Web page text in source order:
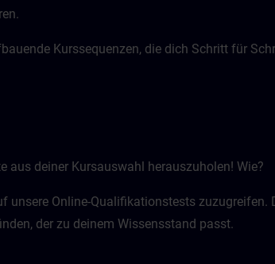
Kurssequenzen, die dich Schritt für
aus deiner Kursauswahl herauszuholen! Wie?
unsere Online-Qualifikationstests zuzugreifen.
der zu deinem Wissensstand passt.